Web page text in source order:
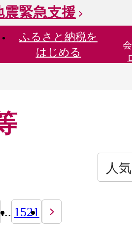
震緊急支援
ふるさと納税を
はじめる
... 1521